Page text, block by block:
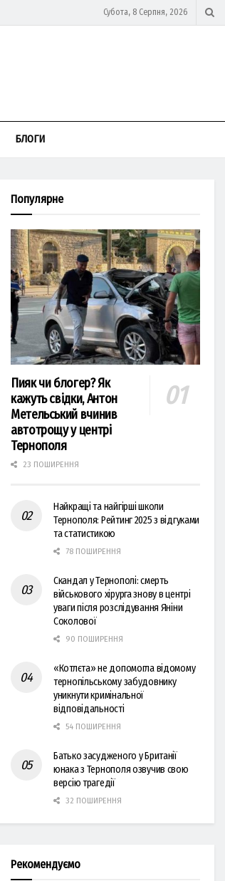
Субота, 8 Серпня, 2026
БЛОГИ
Популярне
Пияк чи блогер? Як
кажуть свідки, Антон
Метельський вчинив
автотрощу у центрі
Тернополя
23 ПОШИРЕННЯ
Найкращі та найгірші школи
Тернополя: Рейтинг 2025 з відгуками
та статистикою
78 ПОШИРЕННЯ
Скандал у Тернополі: смерть
військового хірурга знову в центрі
уваги після розслідування Яніни
Соколової
90 ПОШИРЕННЯ
«Котлєта» не допомогла відомому
тернопільському забудовнику
уникнути кримінальної
відповідальності
54 ПОШИРЕННЯ
Батько засудженого у Британії
юнака з Тернополя озвучив свою
версію трагедії
32 ПОШИРЕННЯ
Рекомендуємо